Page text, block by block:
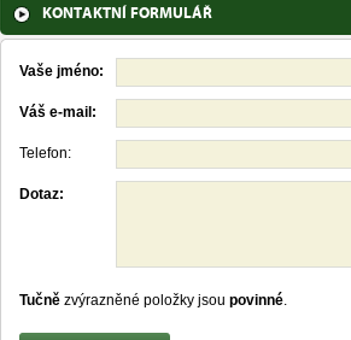
KONTAKTNÍ FORMULÁŘ
Vaše jméno:
Váš e-mail:
Telefon:
Dotaz:
Tučně zvýrazněné položky jsou povinné.